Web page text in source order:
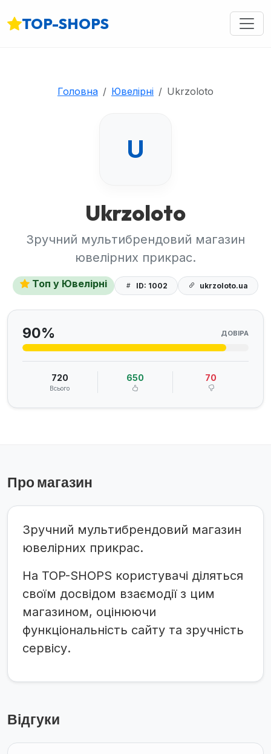
TOP-SHOPS
Головна Ювелірні Ukrzoloto
U
Ukrzoloto
Зручний мультибрендовий магазин
ювелірних прикрас.
Топ у Ювелірні ID: 1002 ukrzoloto.ua
90% ДОВІРА
720
Всього
650 70
Про магазин
Зручний мультибрендовий магазин
ювелірних прикрас.
На TOP-SHOPS користувачі діляться
своїм досвідом взаємодії з цим
магазином, оцінюючи
функціональність сайту та зручність
сервісу.
Відгуки